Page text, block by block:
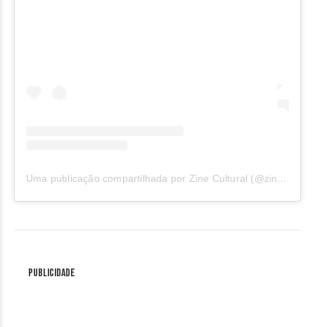
Uma publicação compartilhada por Zine Cultural (@zinecultural)
Publicidade